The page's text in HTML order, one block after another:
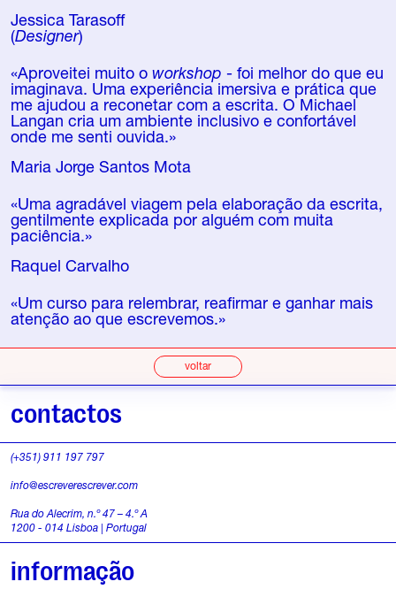
Jessica Tarasoff
(Designer)
«Aproveitei muito o workshop - foi melhor do que eu
imaginava. Uma experiência imersiva e prática que
me ajudou a reconetar com a escrita. O Michael
Langan cria um ambiente inclusivo e confortável
onde me senti ouvida.»
Maria Jorge Santos Mota
«Uma agradável viagem pela elaboração da escrita,
gentilmente explicada por alguém com muita
paciência.»
Raquel Carvalho
«Um curso para relembrar, reafirmar e ganhar mais
atenção ao que escrevemos.»
voltar
contactos
(+351) 911 197 797
info@escreverescrever.com
Rua do Alecrim, n.º 47 – 4.º A
1200 - 014 Lisboa | Portugal
informação